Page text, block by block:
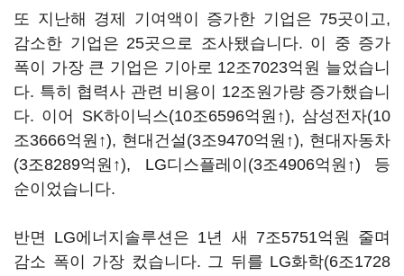
또 지난해 경제 기여액이 증가한 기업은 75곳이고,
감소한 기업은 25곳으로 조사됐습니다. 이 중 증가
폭이 가장 큰 기업은 기아로 12조7023억원 늘었습니
다. 특히 협력사 관련 비용이 12조원가량 증가했습니
다. 이어 SK하이닉스(10조6596억원 ↑), 삼성전자(10
조3666억원 ↑), 현대건설 (3조9470억원 ↑), 현대자동차
(3조8289억원 ↑), LG디스플레이 (3조4906억원 ↑) 등
순이었습니다.
반면 LG에너지솔루션은 1년 새 7조5751억원 줄며
감소 폭이 가장 컸습니다. 그 뒤를 LG화학(6조1728